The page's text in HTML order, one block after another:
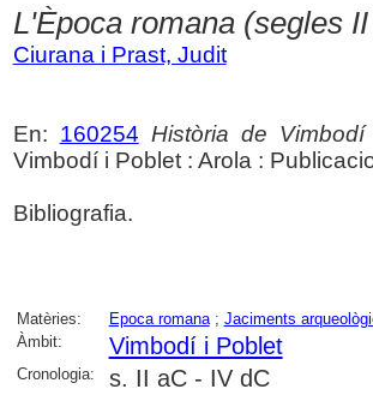
L'Època romana (segles
Ciurana i Prast, Judit
En: 160254 Història de
Vimbodí i Poblet : Arola :
Bibliografia.
Matèries: Epoca romana; Jaciments
Àmbit:
Vimbodí i Poblet
Cronologia: s. II aC - IV dC